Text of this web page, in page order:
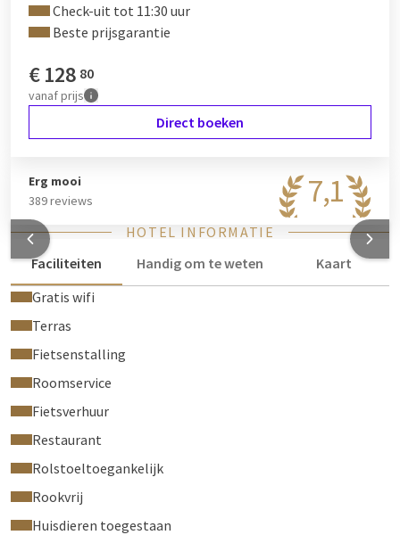
Check-uit tot 11:30 uur
Beste prijsgarantie
€128 80
vanafprijs
Direct boeken
7,1
Erg mooi
389 reviews
HOTEL INFORMATIE
Faciliteiten
Handig om te weten
Kaart
Gratis wifi
Terras
Fietsenstalling
Roomservice
Fietsverhuur
Restaurant
Rolstoeltoegankelijk
Rookvrij
Huisdieren toegestaan